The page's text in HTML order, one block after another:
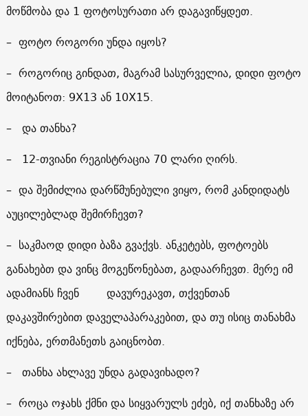
მოწმობა და 1 ფოტოსურათი არ დაგავიწყდეთ.
– ფოტო როგორი უნდა იყოს?
– როგორიც გინდათ, მაგრამ სასურველია, დიდი ფოტო
მოიტანოთ: 9X13 ან 10X15.
– და თანხა?
– 12-თვიანი რეგისტრაცია 70 ლარი ღირს.
– და შემიძლია დარწმუნებული ვიყო, რომ კანდიდატს
აუცილებლად შემირჩევთ?
– საკმაოდ დიდი ბაზა გვაქვს. ანკეტებს, ფოტოებს
განახებთ და ვინც მოგეწონებათ, გადაარჩევთ. მერე იმ
ადამიანს ჩვენ დავურეკავთ, თქვენთან
დაკავშირებით დაველაპარაკებით, და თუ ისიც თანახმა
იქნება, ერთმანეთს გაიცნობთ.
– თანხა ახლავე უნდა გადავიხადო?
– როცა ოჯახს ქმნი და სიყვარულს ეძებ, იქ თანხაზე არ